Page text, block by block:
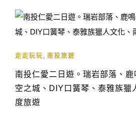
走走玩玩 南投旅遊
南投仁愛二日遊。瑞岩部落、
空之城、DIY口簧琴、泰雅族獵
度旅遊